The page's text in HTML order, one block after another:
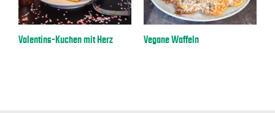
Valentins-Kuchen mit Herz Vegane Waffeln